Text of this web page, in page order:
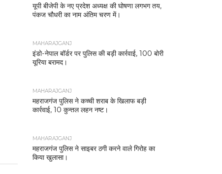
यूपी बीजेपी के नए प्रदेश अध्यक्ष की घोषणा लगभग तय,
पंकज चौधरी का नाम अंतिम चरण में।
MAHARAJGANJ
इंडो-नेपाल बॉर्डर पर पुलिस की बड़ी कार्रवाई, 100 बोरी
यूरिया बरामद।
MAHARAJGANJ
महराजगंज पुलिस ने कच्ची शराब के खिलाफ बड़ी
कार्रवाई, 10 कुन्तल लहन नष्ट।
MAHARAJGANJ
महराजगंज पुलिस ने साइबर ठगी करने वाले गिरोह का
किया खुलासा।